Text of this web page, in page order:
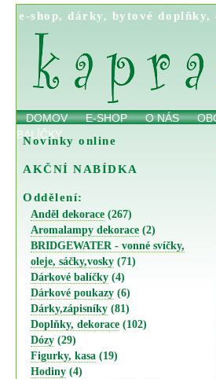
e-shop,dárky, bytové doplňky,
DOMOV E-SHOP O NÁS
BALÍČKY
Novinky online
AKČNÍ NABÍDKA
Oddělení:
Anděl dekorace (267)
Aromalampy dekorace (2)
BRIDGEWATER - vonné svíčky,
oleje, sáčky,vosky (71)
Dárkové balíčky (4)
Dárkové poukazy (6)
Dárky,zápisníky (81)
Doplňky, dekorace (102)
Dózy (29)
Figurky, kasa (19)
Hodiny (4)